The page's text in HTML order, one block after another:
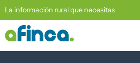
La información rural que necesitas